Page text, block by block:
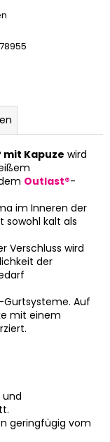
mit Kapuze wird
Outlast®-
im Inneren der
sowohl kalt als
Verschluss wird
der
Auf
mit einem
geringfügig vom